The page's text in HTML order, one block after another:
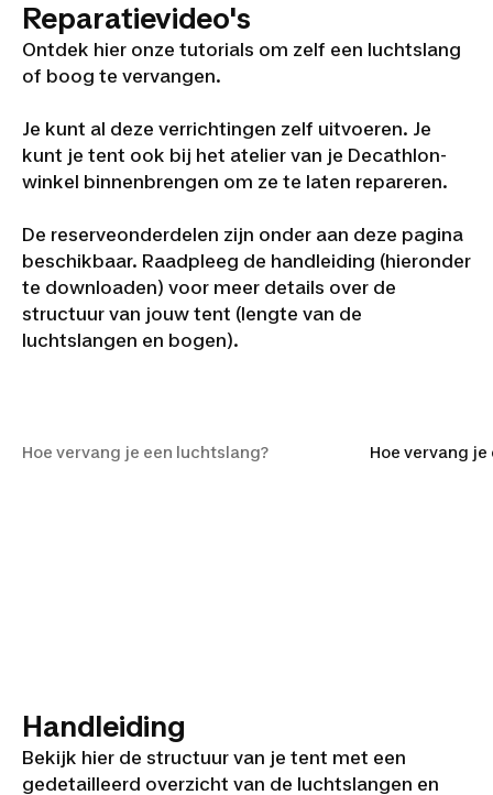
Reparatievideo's
Ontdek hier onze tutorials om zelf een luchtslang
of boog te vervangen.
Je kunt al deze verrichtingen zelf uitvoeren. Je
kunt je tent ook bij het atelier van je Decathlon-
winkel binnenbrengen om ze te laten repareren.
De reserveonderdelen zijn onder aan deze pagina
beschikbaar. Raadpleeg de handleiding (hieronder
te downloaden) voor meer details over de
structuur van jouw tent (lengte van de
luchtslangen en bogen).
Hoe vervang je een luchtslang? Hoe vervang
Handleiding
Bekijk hier de structuur van je tent met een
gedetailleerd overzicht van de luchtslangen en